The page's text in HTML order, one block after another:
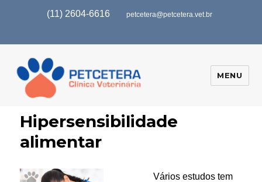
(11) 2604-6616 petcetera@petcetera.vet.br
MENU
Hipersensibilidade
alimentar
Vários estudos tem